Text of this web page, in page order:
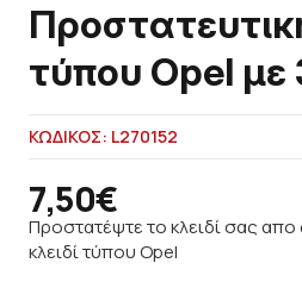
τύπου Opel με
ΚΩΔΙΚΟΣ: L270152
7,50€
Προστατέψτε το κλειδί σας απο
κλειδί τύπου Opel